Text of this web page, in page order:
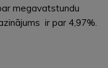
megavatstundu
ir par 4,97%.